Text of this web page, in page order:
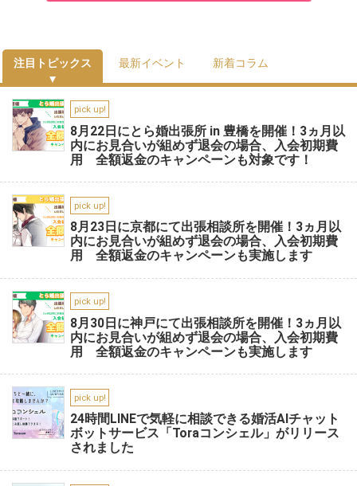
注目トピックス 最新イベント 新着コラム
pick up!
8月22日にとら婚出張所 in 豊橋を開催！3ヵ月以
内にお見合いが組めず退会の場合、入会初期費
用 全額返金のキャンペーンも対象です！
pick up!
8月23日に京都にて出張相談所を開催！3ヵ月以
内にお見合いが組めず退会の場合、入会初期費
用 全額返金のキャンペーンも実施します
pick up!
8月30日に神戸にて出張相談所を開催！3ヵ月以
内にお見合いが組めず退会の場合、入会初期費
用 全額返金のキャンペーンも実施します
pick up!
24時間LINEで気軽に相談できる婚活AIチャット
ボットサービス「Toraコンシェル」がリリース
されました